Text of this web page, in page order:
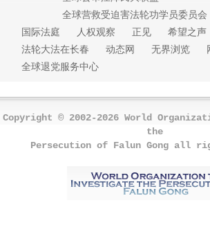
全球营救受迫害法轮功学员委员会
国际法庭
人权观察 正见 希望之声
法轮大法在长春
动态网 无界浏览
全球退党服务中心
Copyright © 2002-2026 World
the
Persecution of Falun Gong all